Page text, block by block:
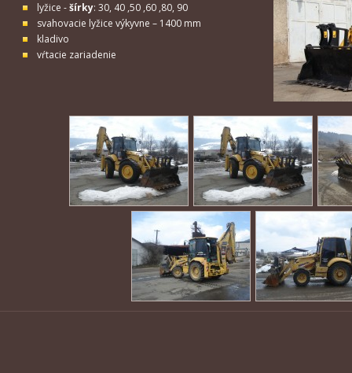
lyžice -šírky: 30, 40 ,50 ,60 ,80, 90
svahovacie lyžice výkyvne – 1400 mm
kladivo
vŕtacie zariadenie